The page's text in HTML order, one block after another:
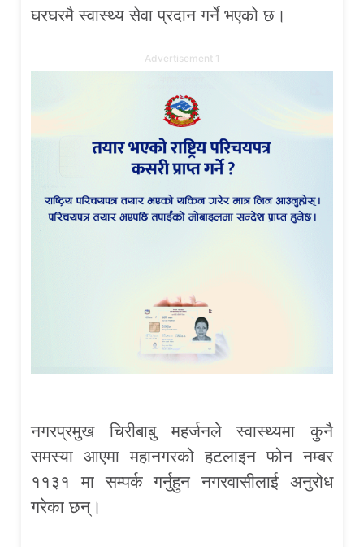
घरघरमै स्वास्थ्य सेवा प्रदान गर्ने भएको छ।
Advertisement 1
नगरप्रमुख चिरीबाबु महर्जनले स्वास्थ्यमा कुनै
समस्या आएमा महानगरको हटलाइन फोन नम्बर
११३१ मा सम्पर्क गर्नुहुन नगरवासीलाई अनुरोध
गरेका छन्।